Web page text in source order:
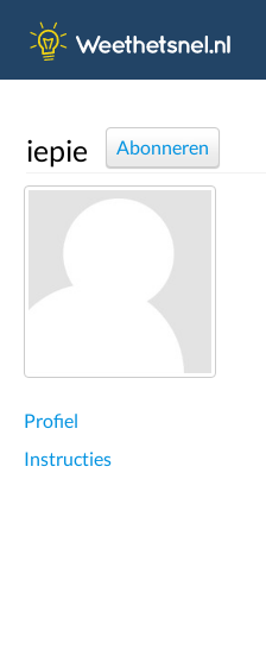
iepie Abonneren
Profiel
Instructies